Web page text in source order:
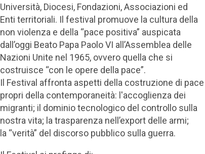
Università, Diocesi, Fondazioni, Associazioni ed
Enti territoriali. Il festival promuove la cultura della
non violenza e della “pace positiva” auspicata
dall’oggi Beato Papa Paolo VI all’Assemblea delle
Nazioni Unite nel 1965, ovvero quella che si
costruisce “con le opere della pace”.
Il Festival affronta aspetti della costruzione di pace
propri della contemporaneità: l'accoglienza dei
migranti; il dominio tecnologico del controllo sulla
nostra vita; la trasparenza nell’export delle armi;
la “verità” del discorso pubblico sulla guerra.